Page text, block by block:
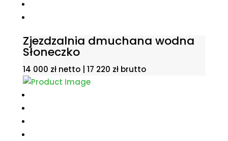
Zjezdzalnia dmuchana wodna
Słoneczko
14 000 zł netto | 17 220 złbrutto